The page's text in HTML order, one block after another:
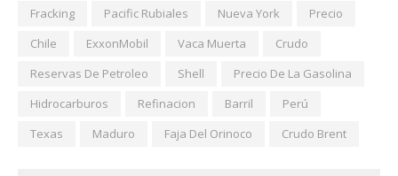
Fracking
Pacific Rubiales Nueva York
Precio
Chile
ExxonMobil Vaca Muerta
Crudo
Reservas De Petroleo
Shell
Precio De La Gasolina
Hidrocarburos
Refinacion Barril
Perú
Texas
Maduro Faja Del Orinoco Crudo Brent